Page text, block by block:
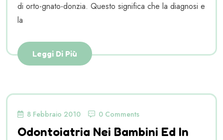
di orto-gnato-donzia. Questo significa che la diagnosi e
la
Leggi Di Più
8 Febbraio 2010 0 Comments
Odontoiatria Nei Bambini Ed In